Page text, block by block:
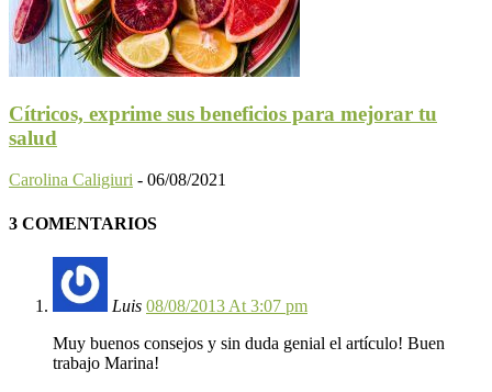
Cítricos, exprime sus beneficios para mejorar tu
salud
Carolina Caligiuri - 06/08/2021
3 COMENTARIOS
Luis 08/08/2013 At 3:07 pm
Muy buenos consejos y sin duda genial el artículo! Buen
trabajo Marina!